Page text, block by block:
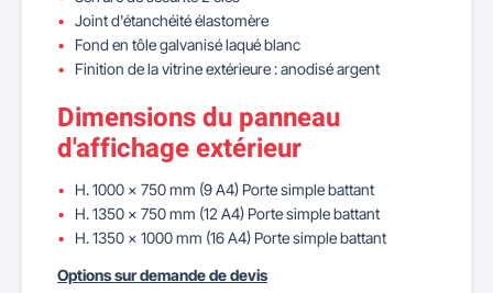
Joint d'étanchéité élastomère
Fond en tôle galvanisé laqué blanc
Finition de la vitrine extérieure : anodisé argent
Dimensions du panneau
d'affichage extérieur
H. 1000 x 750 mm (9 A4) Porte simple battant
H. 1350 x 750 mm (12 A4) Porte simple battant
H. 1350 x 1000 mm (16 A4) Porte simple battant
Options sur demande de devis